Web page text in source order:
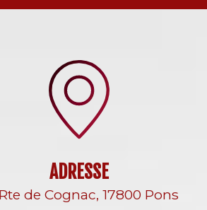
ADRESSE
de Cognac, 17800 Pons